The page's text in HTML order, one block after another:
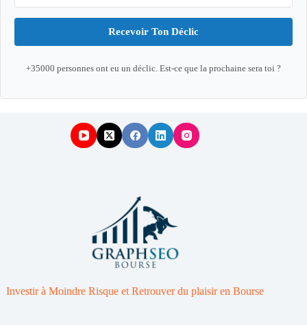
Recevoir Ton Déclic
+35000 personnes ont eu un déclic. Est-ce que la prochaine sera toi ?
Investir à Moindre Risque et Retrouver du plaisir en Bourse